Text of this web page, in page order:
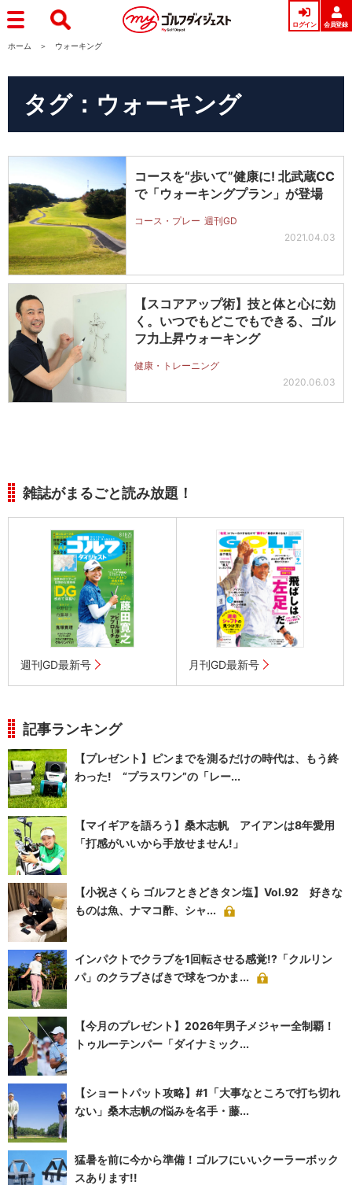
ログイン 会員登録
ホーム ウォーキング
タグ：ウォーキング
コースを“歩いて”健康に! 北武蔵CC
で「ウォーキングプラン」が登場
コース・プレー 週刊GD
2021.04.03
【スコアアップ術】技と体と心に効
く。いつでもどこでもできる、ゴル
フ力上昇ウォーキング
健康・トレーニング
2020.06.03
雑誌がまるごと読み放題！
週刊GD最新号 月刊GD最新号
記事ランキング
【プレゼント】ピンまでを測るだけの時代は、もう終
わった! “プラスワン”の「レー...
【マイギアを語ろう】桑木志帆 アイアンは8年愛用
「打感がいいから手放せません!」
【小祝さくら ゴルフときどきタン塩】Vol.92 好きな
ものは魚、ナマコ酢、シャ...
インパクトでクラブを1回転させる感覚!?「クルリン
パ」のクラブさばきで球をつかま...
【今月のプレゼント】2026年男子メジャー全制覇！
トゥルーテンパー「ダイナミック...
【ショートパット攻略】#1「大事なところで打ち切れ
ない」桑木志帆の悩みを名手・藤...
猛暑を前に今から準備！ゴルフにいいクーラーボック
スあります!!